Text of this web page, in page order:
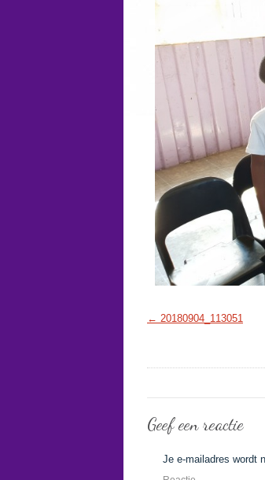
20180904_113051
Geef een reactie
Je e-mailadres wordt